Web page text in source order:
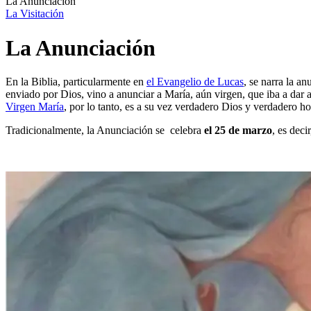
La Visitación
La Anunciación
En la Biblia, particularmente en el Evangelio de Lucas, se narra la
enviado por Dios, vino a anunciar a María, aún virgen, que iba a dar
Virgen María, por lo tanto, es a su vez verdadero Dios y verdadero
Tradicionalmente, la Anunciación se celebra el 25 de marzo, es